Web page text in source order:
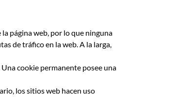
página web, por lo que ninguna
de tráfico en la web. A la larga,
cookie permanente posee una
los sitios web hacen uso